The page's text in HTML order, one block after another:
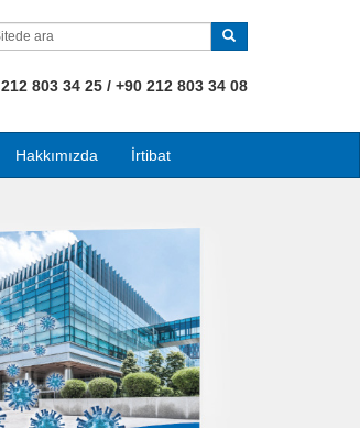
212 803 34 25 / +90 212 803 34 08
Hakkımızda İrtibat